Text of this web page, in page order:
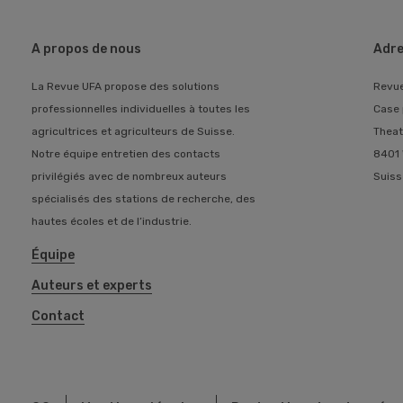
A propos de nous
La Revue UFA propose des solutions
professionnelles individuelles à toutes les
agricultrices et agriculteurs de Suisse.
Notre équipe entretien des contacts
privilégiés avec de nombreux auteurs
spécialisés des stations de recherche, des
hautes écoles et de l’industrie.
Équipe
Auteurs et experts
Contact
8401